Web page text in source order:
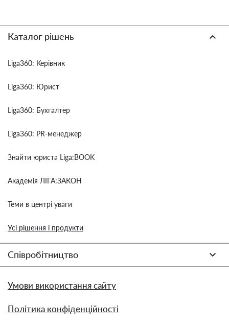
Каталог рішень
Liga360: Керівник
Liga360: Юрист
Liga360: Бухгалтер
Liga360: PR-менеджер
Знайти юриста Liga:BOOK
Академія ЛІГА:ЗАКОН
Теми в центрі уваги
Усі рішення і продукти
Співробітництво
Умови використання сайту
Політика конфіденційності